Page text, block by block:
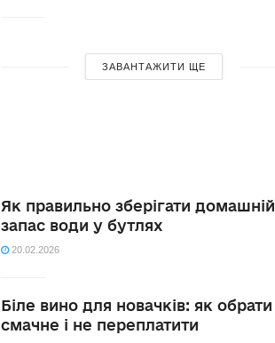
ЗАВАНТАЖИТИ ЩЕ
Як правильно зберігати домашній
запас води у бутлях
20.02.2026
Біле вино для новачків: як обрати
смачне і не переплатити